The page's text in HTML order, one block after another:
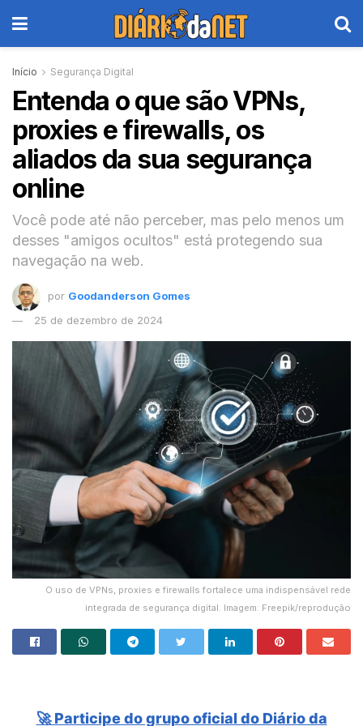
Início Segurança Digital
Entenda o que são VPNs,
proxies e firewalls, os
aliados da sua segurança
online
Você pode até não perceber, mas pelo menos um
desses "amigos ocultos" está protegendo sua
navegação na web.
por Goodanderson Gomes
25 de dezembro de 2024
O uso de VPNs, proxies e firewalls fortalece uma indispensável rede
integrada de segurança digital. Imagem: Freepik/reprodução
🚀 Participe do grupo oficial do Diário da